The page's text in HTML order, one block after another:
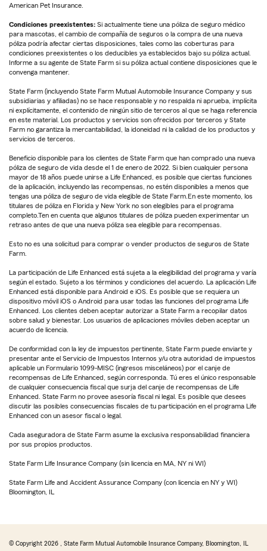
American Pet Insurance.
Condiciones preexistentes: Si actualmente tiene una póliza de seguro médico
para mascotas, el cambio de compañía de seguros o la compra de una nueva
póliza podría afectar ciertas disposiciones, tales como las coberturas para
condiciones preexistentes o los deducibles ya establecidos bajo su póliza actual.
Informe a su agente de State Farm si su póliza actual contiene disposiciones que le
convenga mantener.
State Farm (incluyendo State Farm Mutual Automobile Insurance Company y sus
subsidiarias y afiliadas) no se hace responsable y no respalda ni aprueba, implícita
ni explícitamente, el contenido de ningún sitio de terceros al que se haga referencia
en este material. Los productos y servicios son ofrecidos por terceros y State
Farm no garantiza la mercantabilidad, la idoneidad ni la calidad de los productos y
servicios de terceros.
Beneficio disponible para los clientes de State Farm que han comprado una nueva
póliza de seguro de vida desde el 1 de enero de 2022. Si bien cualquier persona
mayor de 18 años puede unirse a Life Enhanced, es posible que ciertas funciones
de la aplicación, incluyendo las recompensas, no estén disponibles a menos que
tengas una póliza de seguro de vida elegible de State Farm.En este momento, los
titulares de póliza en Florida y New York no son elegibles para el programa
completo.Ten en cuenta que algunos titulares de póliza pueden experimentar un
retraso antes de que una nueva póliza sea elegible para recompensas.
Esto no es una solicitud para comprar o vender productos de seguros de State
Farm.
La participación de Life Enhanced está sujeta a la elegibilidad del programa y varía
según el estado. Sujeto a los términos y condiciones del acuerdo. La aplicación Life
Enhanced está disponible para Android e iOS. Es posible que se requiera un
dispositivo móvil iOS o Android para usar todas las funciones del programa Life
Enhanced. Los clientes deben aceptar autorizar a State Farm a recopilar datos
sobre salud y bienestar. Los usuarios de aplicaciones móviles deben aceptar un
acuerdo de licencia.
De conformidad con la ley de impuestos pertinente, State Farm puede enviarte y
presentar ante el Servicio de Impuestos Internos y/u otra autoridad de impuestos
aplicable un Formulario 1099-MISC (ingresos misceláneos) por el canje de
recompensas de Life Enhanced, según corresponda. Tú eres el único responsable
de cualquier consecuencia fiscal que surja del canje de recompensas de Life
Enhanced. State Farm no provee asesoría fiscal ni legal. Es posible que desees
discutir las posibles consecuencias fiscales de tu participación en el programa Life
Enhanced con un asesor fiscal o legal.
Cada aseguradora de State Farm asume la exclusiva responsabilidad financiera
por sus propios productos.
State Farm Life Insurance Company (sin licencia en MA, NY ni WI)
State Farm Life and Accident Assurance Company (con licencia en NY y WI)
Bloomington, IL
© Copyright 2026 , State Farm Mutual Automobile Insurance Company, Bloomington, IL